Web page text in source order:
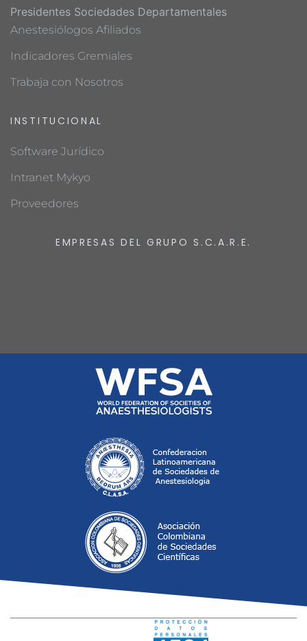
Presidentes Sociedades Departamentales
Anestesiólogos Afiliados
Indicadores Gremiales
Trabaja con Nosotros
INSTITUCIONAL
Software Jurídico
Intranet Mykyo
Proveedores
EMPRESAS DEL GRUPO S.C.A.R.E.